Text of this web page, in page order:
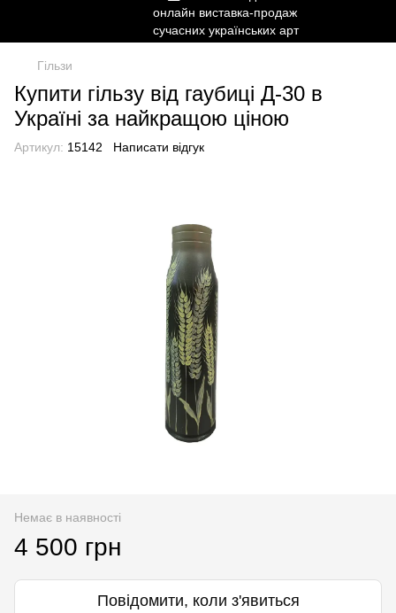
Гільзи
Купити гільзу від гаубиці Д-30 в
Україні за найкращою ціною
Артикул: 15142 Написати відгук
Немає в наявності
4 500 грн
Повідомити, коли з'явиться